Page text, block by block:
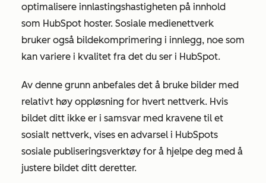
optimalisere innlastingshastigheten på innhold
som HubSpot hoster. Sosiale medienettverk
bruker også bildekomprimering i innlegg, noe som
kan variere i kvalitet fra det du ser i HubSpot.
Av denne grunn anbefales det å bruke bilder med
relativt høy oppløsning for hvert nettverk. Hvis
bildet ditt ikke er i samsvar med kravene til et
sosialt nettverk, vises en advarsel i HubSpots
sosiale publiseringsverktøy for å hjelpe deg med å
justere bildet ditt deretter.